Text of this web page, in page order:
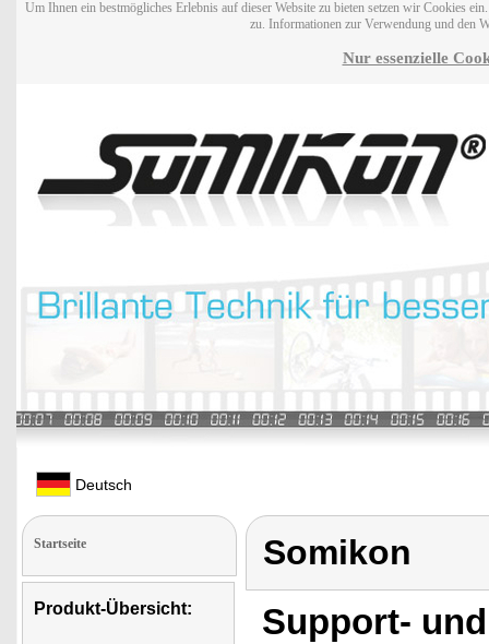
Um Ihnen ein bestmögliches Erlebnis auf dieser Website zu bieten setzen wir Cookies
zu. Informationen zur Verwendung und den
Nur essenzielle
Deutsch
Startseite
Produkt-Übersicht:
Somikon
Support-